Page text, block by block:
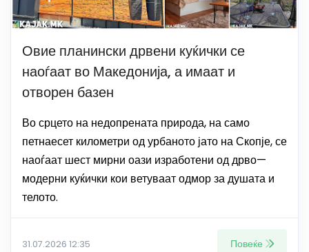
Овие планински дрвени куќички се
наоѓаат во Македонија, а имаат и
отворен базен
Во срцето на недопрената природа, на само
петнаесет километри од урбаното јато на Скопје, се
наоѓаат шест мирни оази изработени од дрво—
модерни куќички кои ветуваат одмор за душата и
телото.
31.07.2026 12:35 Повеќе